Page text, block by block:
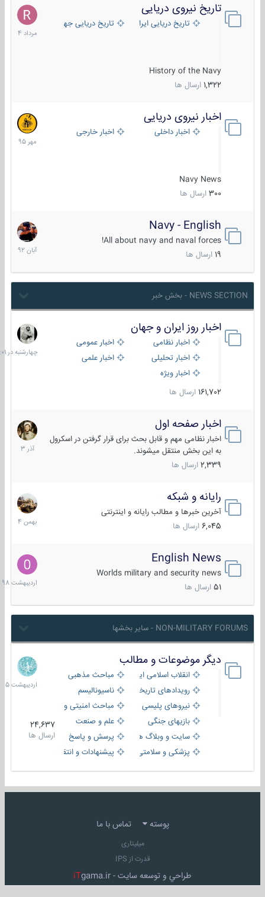
تاریخ نیروی دریایی
تاریخ دریایی ایران تاریخ دریایی جهان
History of the Navy
1,322 ارسال ها
16
مرداد
1404
اخبار نیروی دریایی
اخبار داخلی اخبار خارجی
Navy News
300 ارسال ها
27
مهر
1395
Navy - English
All about navy and naval forces!
ارسال ها
22
آبان
1392
NEWS SECTION - بخش خبر
اخبار روز ایران و جهان
اخبار نظامی
اخبار عمومی
اخبار تحلیلی
اخبار علمی
اخبار ویژه
161,702 ارسال ها
در
06:01
اخبار صفحه اول
اخبار نظامی مهم و قابل بحث برای قرار گرفتن در اسکرول
به این بخش منتقل میشوند.
2,339 ارسال ها
7
آذر
1403
رایانه و شبکه
آخرین خبرها و مطالب رایانه و اینترنتی
6,045 ارسال ها
30
بهمن
1404
English News
Worlds military and security news
51 ارسال ها
10
1398
NON-MILITARY FORUMS - سایر بخشها
دیگر موضوعات و مطالب
انقلاب اسلامی ایران
مباحث مذهبی
رویدادهای تاریخی و مذهبیناسیونالیسم
نیروهای پلیسی
مباحث امنیتی و اطلاعاتی
بازیهای جنگی
علم و صنعت
سایت و وبلاگ ها
پرسش و پاسخ
پزشکی و سلامتی
پیشنهادات و انتقادات
24,637
ارسال ها
8
1405
پوسته تماس با ما
میلیتاری
قدرت از IPS
طراحي و توسعه سايت - iTgama.ir